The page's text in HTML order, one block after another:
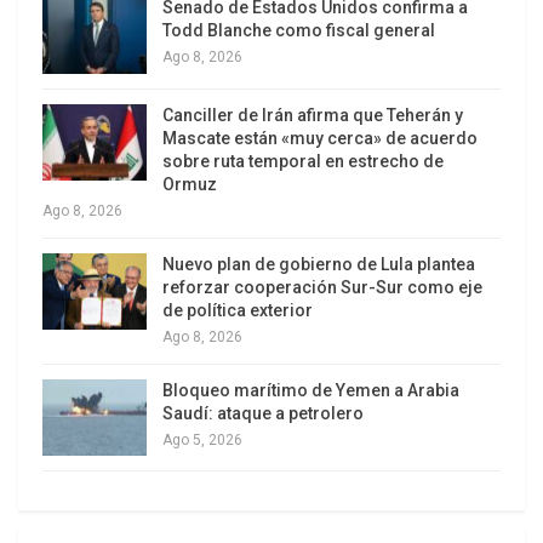
Reveló así que las autoridades pueden recolectar
la información de sistemas de monitoreo
electrónicos –sean privados o públicos–, y que
éstos se acopian en bases de datos que entregan
perfiles de cada persona al cruzar e interpretar la
información. Por la cantidad de datos que se
requiere manejar, esos perfiles son construidos
algoritmos son programados por personas
concretas.
existen, por lo que reproducen valores racistas,
patriarcales, sexistas y discriminatorios de los
pobres, migrantes, etcétera. Con el asesinato de
Senado de Estados Unidos confirma a
Todd Blanche como fiscal general
Ago 8, 2026
Canciller de Irán afirma que Teherán y
Mascate están «muy cerca» de acuerdo
sobre ruta temporal en estrecho de
Ormuz
Ago 8, 2026
Nuevo plan de gobierno de Lula plantea
reforzar cooperación Sur-Sur como eje
de política exterior
Ago 8, 2026
Bloqueo marítimo de Yemen a Arabia
Saudí: ataque a petrolero
Ago 5, 2026